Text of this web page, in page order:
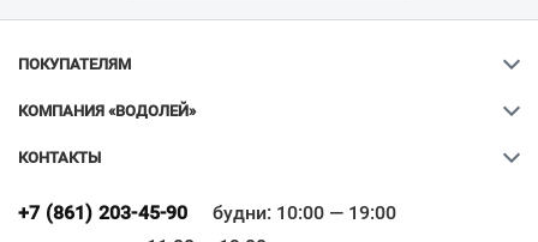
ПОКУПАТЕЛЯМ
КОМПАНИЯ «ВОДОЛЕЙ»
КОНТАКТЫ
+7 (861) 203-45-90
будни: 10:00 — 19:00